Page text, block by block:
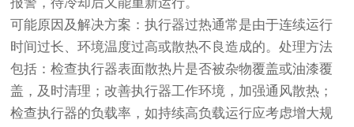
报警，待冷却后又能重新运行。
可能原因及解决方案：执行器过热通常是由于连续运行
时间过长、环境温度过高或散热不良造成的。处理方法
包括：检查执行器表面散热片是否被杂物覆盖或油漆覆
盖，及时清理；改善执行器工作环境，加强通风散热；
检查执行器的负载率，如持续高负载运行应考虑增大规